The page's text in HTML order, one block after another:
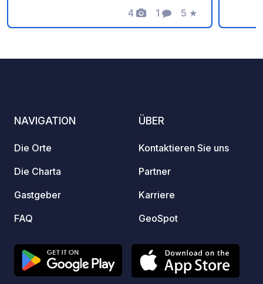
Grillen! - Freie Spende und keine
Provision für den Eigentümer. -
4
Fotos
1
Kommentar
5
Bewertung
★
NAVIGATION
Die Orte
Die Charta
Gastgeber
FAQ
ÜBER
Kontaktieren Sie uns
Partner
Karriere
GeoSpot